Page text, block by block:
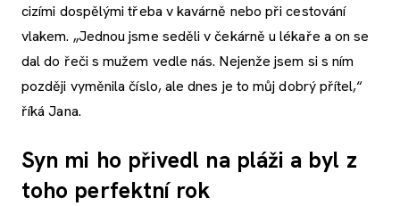
cizími dospělými třeba v kavárně nebo při cestování
vlakem. „Jednou jsme seděli v čekárně u lékaře a on se
dal do řeči s mužem vedle nás. Nejenže jsem si s ním
později vyměnila číslo, ale dnes je to můj dobrý přítel,“
říká Jana.
Syn mi ho přivedl na pláži a byl z
toho perfektní rok